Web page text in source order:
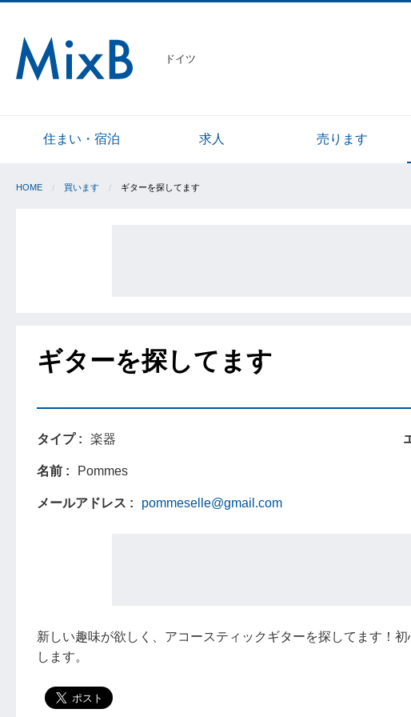
ドイツ
住まい・宿泊 求人 売ります
HOME 買います ギターを探してます
ギターを探してます
タイプ 楽器
名前 Pommes
メールアドレス pommeselle@gmail.com
新しい趣味が欲しく、アコースティックギターを探してます！
します。